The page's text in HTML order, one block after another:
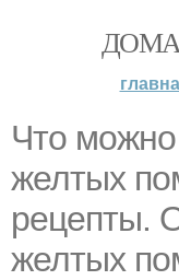
Что можно
желтых
рецепты.
желтых